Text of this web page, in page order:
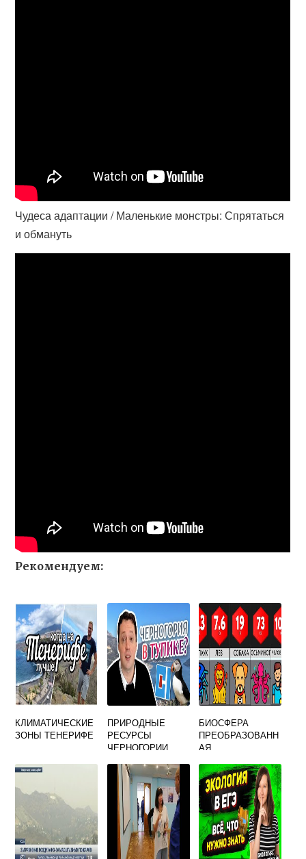
Чудеса адаптации / Маленькие монстры: Спрятаться
и обмануть
Рекомендуем:
КЛИМАТИЧЕСКИЕ
ЗОНЫ ТЕНЕРИФЕ
ПРИРОДНЫЕ
РЕСУРСЫ
ЧЕРНОГОРИИ
БИОСФЕРА
ПРЕОБРАЗОВАНН
АЯ
ДЕЯТЕЛЬНОСТЬЮ
ЧЕЛОВЕКА